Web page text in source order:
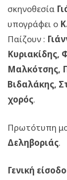
σκηνοθεσία
υπογράφει ο
Παίζουν :
Κυριακίδης,
Μαλκότσης,
Βιδαλάκης,
χορός.
Πρωτότυπη
Δεληβοριάς.
Γενική